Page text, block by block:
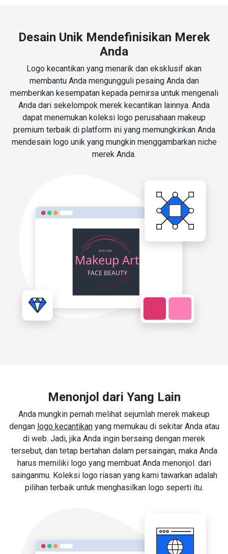
Desain Unik Mendefinisikan Merek
Anda
Logo kecantikan yang menarik dan eksklusif akan
membantu Anda mengungguli pesaing Anda dan
memberikan kesempatan kepada pemirsa untuk mengenali
Anda dari sekelompok merek kecantikan lainnya. Anda
dapat menemukan koleksi logo perusahaan makeup
premium terbaik di platform ini yang memungkinkan Anda
mendesain logo unik yang mungkin menggambarkan niche
merek Anda.
Menonjol dari Yang Lain
Anda mungkin pernah melihat sejumlah merek makeup
dengan logo kecantikanyang memukau di sekitar Anda atau
di web. Jadi, jika Anda ingin bersaing dengan merek
tersebut, dan tetap bertahan dalam persaingan, maka Anda
harus memiliki logo yang membuat Anda menonjol. dari
sainganmu. Koleksi logo riasan yang kami tawarkan adalah
pilihan terbaik untuk menghasilkan logo seperti itu.